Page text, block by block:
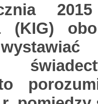
(KIG)